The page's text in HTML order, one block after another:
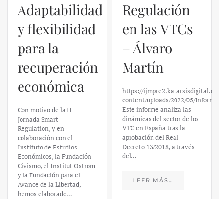
Adaptabilidad
y flexibilidad
para la
recuperación
económica
Con motivo de la II
Jornada Smart
Regulation, y en
colaboración con el
Instituto de Estudios
Económicos, la Fundación
Civismo, el Institut Ostrom
y la Fundación para el
Avance de la Libertad,
hemos elaborado…
Regulación
en las VTCs
– Álvaro
Martín
https://
content/uploads/2022/05/
Este informe analiza las
dinámicas del sector de los
VTC en España tras la
aprobación del Real
Decreto 13/2018, a través
del…
LEER MÁS…